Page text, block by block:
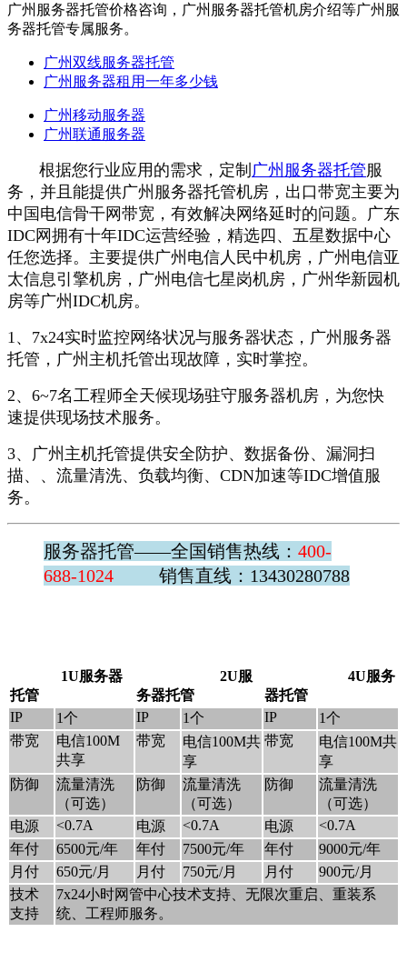
广州服务器托管价格咨询，广州服务器托管机房介绍等广州服
务器托管专属服务。
广州双线服务器托管
广州服务器租用一年多少钱
广州移动服务器
广州联通服务器
根据您行业应用的需求，定制 广州服务器托管服
务，并且能提供广州服务器托管机房，出口带宽主要为
中国电信骨干网带宽，有效解决网络延时的问题。广东
IDC网拥有十年IDC运营经验，精选四、五星数据中心
任您选择。主要提供广州电信人民中机房，广州电信亚
太信息引擎机房，广州电信七星岗机房，广州华新园机
房等广州IDC机房。
1、7x24实时监控网络状况与服务器状态，广州服务器
托管，广州主机托管出现故障，实时掌控。
2、6~7名工程师全天候现场驻守服务器机房，为您快
速提供现场技术服务。
3、广州主机托管提供安全防护、数据备份、漏洞扫
描、、流量清洗、负载均衡、CDN加速等IDC增值服
务。
服务器托管——全国销售热线： 400-
688-1024
销售直线：13430280788
1U服务器
托管
2U服
务器托管
4U服务
器托管
IP
1个 IP 1个 IP
1个
带宽
电信100M
共享
带宽
电信100M共
享
带宽
电信100M共
享
防御
流量清洗
（可选）
防御
流量清洗
（可选）
防御
流量清洗
（可选）
电源
<0.7A 电源 <0.7A 电源
<0.7A
年付
6500元/年 年付 7500元/年 年付
9000元/年
月付
650元/月 月付 750元/月 月付
900元/月
技术
支持
7x24小时网管中心技术支持、无限次重启、重装系
统、工程师服务。